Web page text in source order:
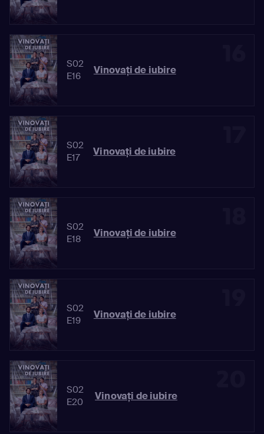
S02
E16
Vinovaţi de iubire
S02
E17
Vinovaţi de iubire
S02
E18
Vinovaţi de iubire
S02
E19
Vinovaţi de iubire
S02
E20
Vinovaţi de iubire